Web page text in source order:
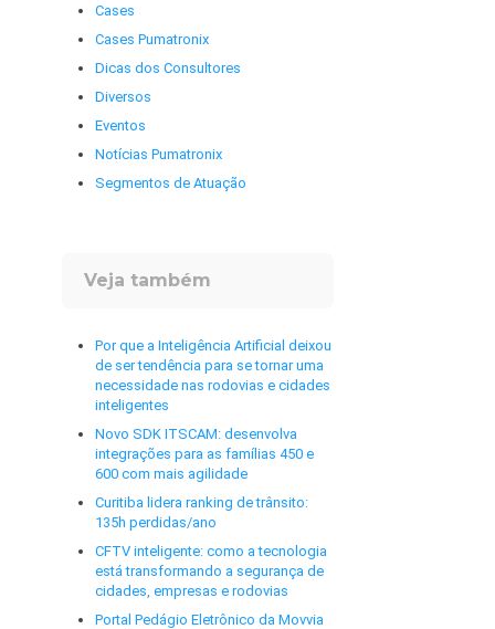
Cases
Cases Pumatronix
Dicas dos Consultores
Diversos
Eventos
Notícias Pumatronix
Segmentos de Atuação
Veja também
Por que a Inteligência Artificial deixou
de ser tendência para se tornar uma
necessidade nas rodovias e cidades
inteligentes
Novo SDK ITSCAM: desenvolva
integrações para as famílias 450 e
600 com mais agilidade
Curitiba lidera ranking de trânsito:
135h perdidas/ano
CFTV inteligente: como a tecnologia
está transformando a segurança de
cidades, empresas e rodovias
Portal Pedágio Eletrônico da Movvia